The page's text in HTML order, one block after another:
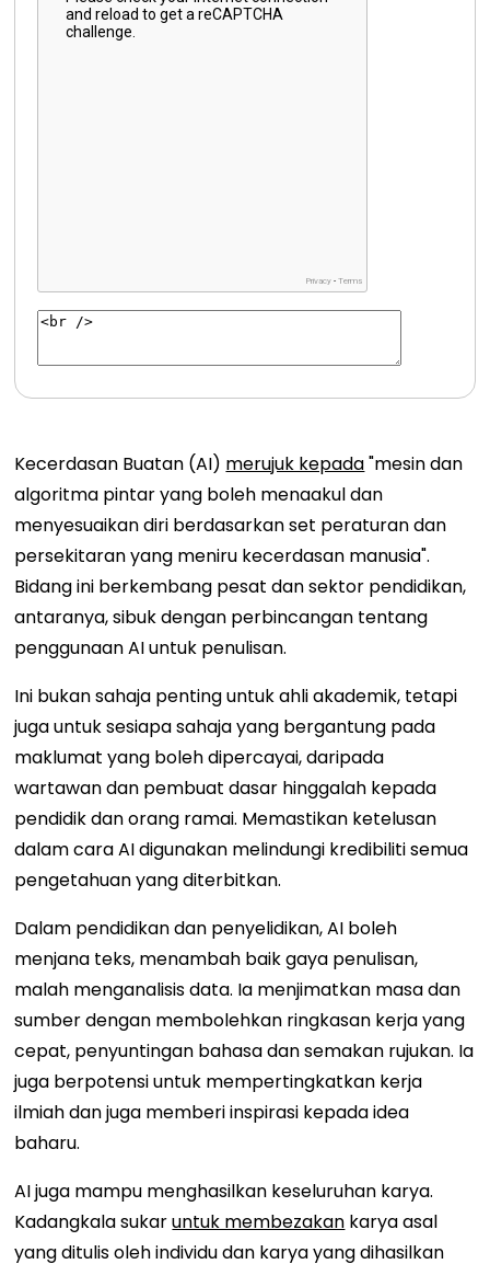
Kecerdasan Buatan (AI) merujuk kepada"mesin dan
algoritma pintar yang boleh menaakul dan
menyesuaikan diri berdasarkan set peraturan dan
persekitaran yang meniru kecerdasan manusia".
Bidang ini berkembang pesat dan sektor pendidikan,
antaranya, sibuk dengan perbincangan tentang
penggunaan AI untuk penulisan.
Ini bukan sahaja penting untuk ahli akademik, tetapi
juga untuk sesiapa sahaja yang bergantung pada
maklumat yang boleh dipercayai, daripada
wartawan dan pembuat dasar hinggalah kepada
pendidik dan orang ramai. Memastikan ketelusan
dalam cara AI digunakan melindungi kredibiliti semua
pengetahuan yang diterbitkan.
Dalam pendidikan dan penyelidikan, AI boleh
menjana teks, menambah baik gaya penulisan,
malah menganalisis data. Ia menjimatkan masa dan
sumber dengan membolehkan ringkasan kerja yang
cepat, penyuntingan bahasa dan semakan rujukan. Ia
juga berpotensi untuk mempertingkatkan kerja
ilmiah dan juga memberi inspirasi kepada idea
baharu.
AI juga mampu menghasilkan keseluruhan karya.
Kadangkala sukaruntuk membezakan karya asal
yang ditulis oleh individu dan karya yang dihasilkan